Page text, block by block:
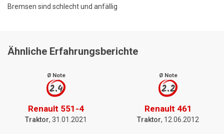
Bremsen sind schlecht und anfällig
Ähnliche Erfahrungsberichte
Ø Note
2.4
Renault 551-4
Traktor, 31.01.2021
Ø Note
2.2
Renault 461
Traktor, 12.06.2012